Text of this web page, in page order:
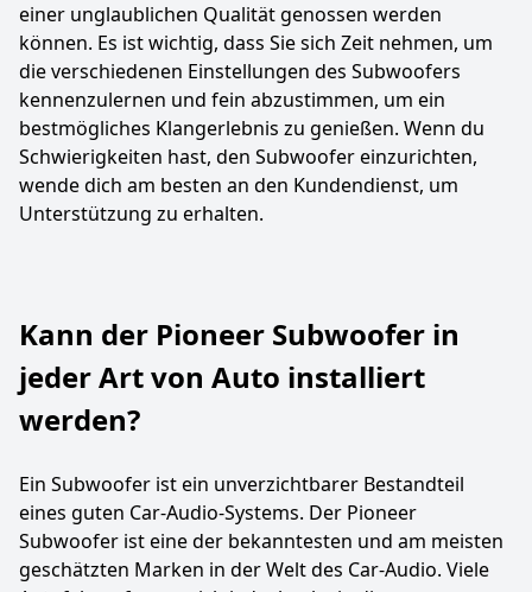
einer unglaublichen Qualität genossen werden
können. Es ist wichtig, dass Sie sich Zeit nehmen, um
die verschiedenen Einstellungen des Subwoofers
kennenzulernen und fein abzustimmen, um ein
bestmögliches Klangerlebnis zu genießen. Wenn du
Schwierigkeiten hast, den Subwoofer einzurichten,
wende dich am besten an den Kundendienst, um
Unterstützung zu erhalten.
Kann der Pioneer Subwoofer in
jeder Art von Auto installiert
werden?
Ein Subwoofer ist ein unverzichtbarer Bestandteil
eines guten Car-Audio-Systems. Der Pioneer
Subwoofer ist eine der bekanntesten und am meisten
geschätzten Marken in der Welt des Car-Audio. Viele